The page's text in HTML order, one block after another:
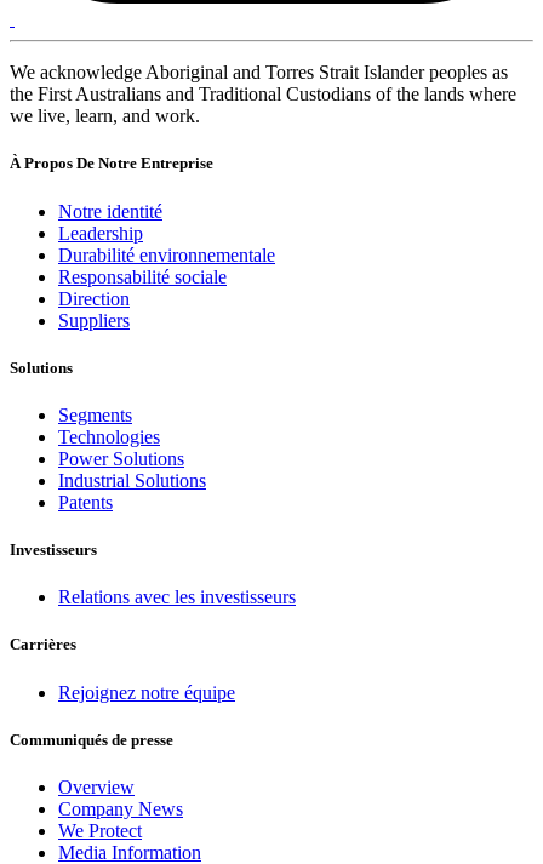
We acknowledge Aboriginal and Torres Strait Islander peoples as
the First Australians and Traditional Custodians of the lands where
we live, learn, and work.
À Propos De Notre Entreprise
Notre identité
Leadership
Durabilité environnementale
Responsabilité sociale
Direction
Suppliers
Solutions
Segments
Technologies
Power Solutions
Industrial Solutions
Patents
Investisseurs
Relations avec les investisseurs
Carrières
Rejoignez notre équipe
Communiqués de presse
Overview
Company News
We Protect
Media Information